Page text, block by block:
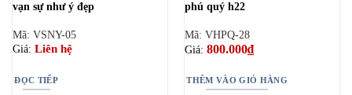
vạn sự như ý đẹp
Mã: VSNY-05
Giá: Liên hệ
ĐỌC TIẾP
phú quý h22
Mã: VHPQ-28
Giá: 800.000₫
THÊM VÀO GIỎ HÀNG